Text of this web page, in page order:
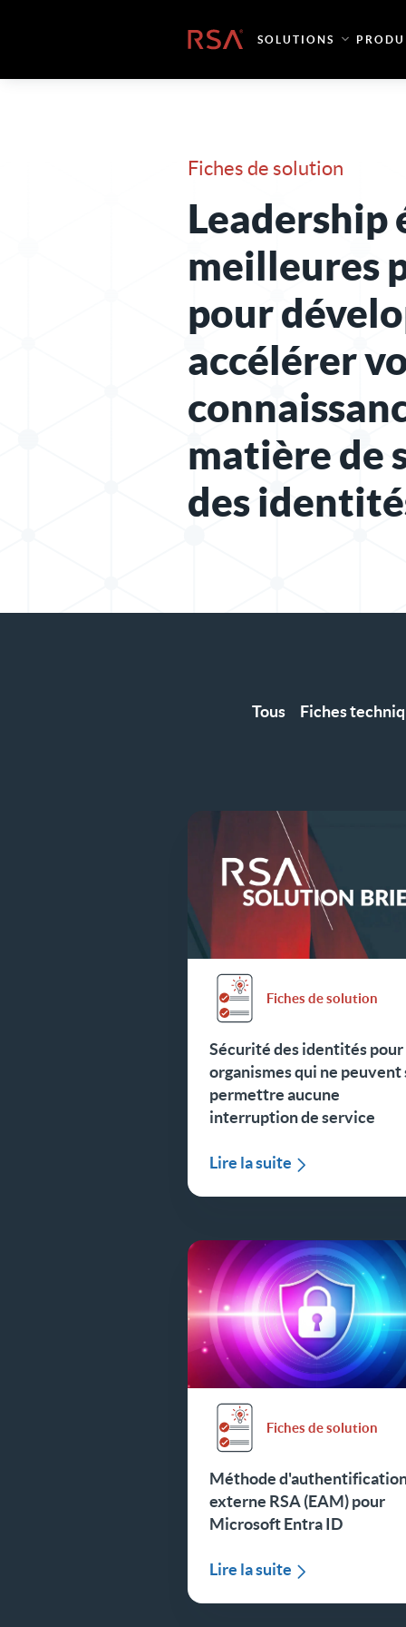
Accueil SOLUTIONS
Fiches de solution
Leadership
meilleures
pour
accélérer
matière de
des
Tous Fiches
Fiches de solution
Sécurité des identités pour
organismes qui ne peuvent
permettre aucune
interruption de service
Lire la suite
Fiches de solution
Méthode
externe RSA (EAM) pour
Microsoft Entra ID
Lire la suite